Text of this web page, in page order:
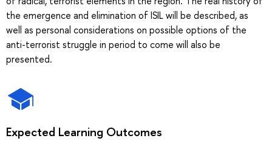
the emergence and elimination of ISIL will be described, as
well as personal considerations on possible options of the
anti-terrorist struggle in period to come will also be
presented.
Expected Learning Outcomes